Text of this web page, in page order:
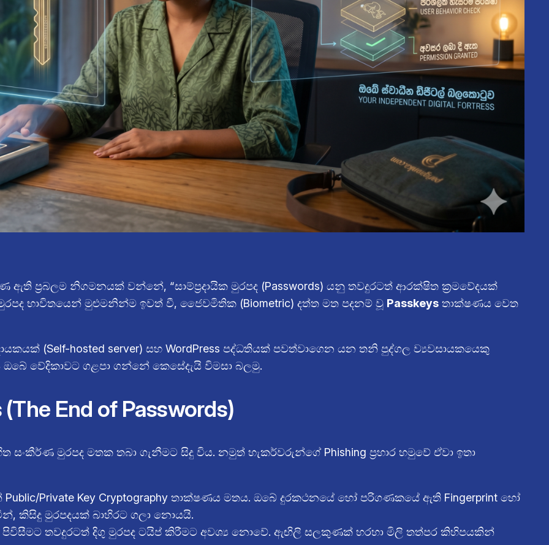
ප්‍රබලම නිගමනයක් වන්නේ, “සාම්ප්‍රදායික මුරපද (Passwords) යනු තවදුරටත් ආරක්ෂිත ක්‍රමවේදයක්
භාවිතයෙන් මුළුමනින්ම ඉවත් වී, ජෛවමිතික (Biometric) දත්ත මත පදනම් වූ Passkeys තාක්ෂණය වෙත
(Self-hosted server) සහ WordPress පද්ධතියක් පවත්වාගෙන යන තනි පුද්ගල ව්‍යවසායකයෙකු
වේදිකාවට ගළපා ගන්නේ කෙසේදැයි විමසා බලමු.
End of Passwords)
මුරපද මතක තබා ගැනීමට සිදු විය. නමුත් හැකර්වරුන්ගේ Phishing ප්‍රහාර හමුවේ ඒවා ඉතා
Public/Private Key Cryptography තාක්ෂණය මතය. ඔබේ දුරකථනයේ හෝ පරිගණකයේ ඇති Fingerprint හෝ
කිසිදු මුරපදයක් බාහිරට ගලා නොයයි.
පිවිසීමට තවදුරටත් දිගු මුරපද ටයිප් කිරීමට අවශ්‍ය නොවේ. ඇඟිලි සලකුණක් හරහා මිලි තත්පර කිහිපයකින්